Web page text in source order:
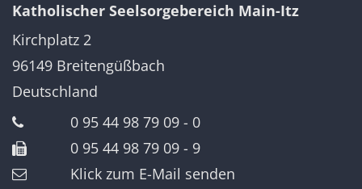
Katholischer Seelsorgebereich Main-Itz
Kirchplatz 2
96149 Breitengüßbach
Deutschland
0 95 44 98 79 09 - 0
0 95 44 98 79 09 - 9
Klick zum E-Mail senden